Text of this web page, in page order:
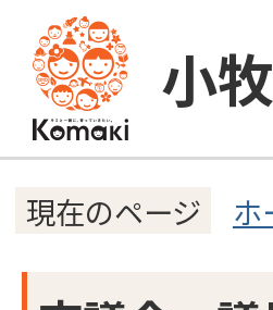
小
現在のページ ホ